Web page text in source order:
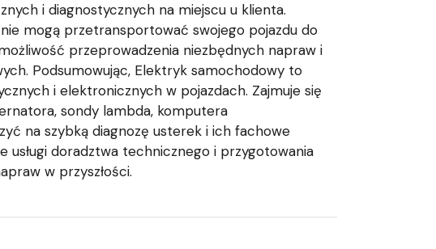
i diagnostycznych na miejscu u klienta.
mogą przetransportować swojego pojazdu do
przeprowadzenia niezbędnych napraw i
Podsumowując, Elektryk samochodowy to
i elektronicznych w pojazdach. Zajmuje się
sondy lambda, komputera
na szybką diagnozę usterek i ich fachowe
doradztwa technicznego i przygotowania
w przyszłości.